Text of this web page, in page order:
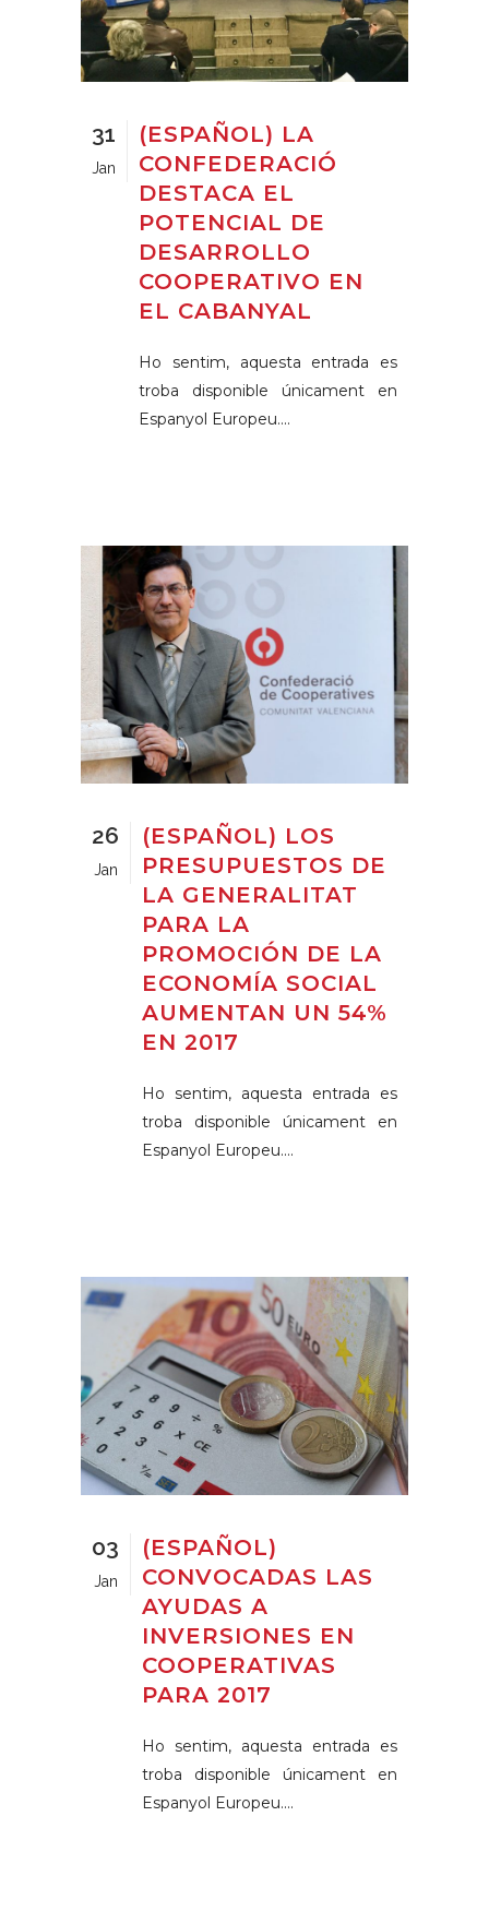
31
Jan
(ESPAÑOL) LA
CONFEDERACIÓ
DESTACA EL
POTENCIAL DE
DESARROLLO
COOPERATIVO EN
EL CABANYAL
Ho sentim, aquesta entrada es
troba disponible únicament en
Espanyol Europeu....
26
Jan
(ESPAÑOL) LOS
PRESUPUESTOS DE
LA GENERALITAT
PARA LA
PROMOCIÓN DE LA
ECONOMÍA SOCIAL
AUMENTAN UN 54%
EN 2017
Ho sentim, aquesta entrada es
troba disponible únicament en
Espanyol Europeu....
03
Jan
(ESPAÑOL)
CONVOCADAS LAS
AYUDAS A
INVERSIONES EN
COOPERATIVAS
PARA 2017
Ho sentim, aquesta entrada es
troba disponible únicament en
Espanyol Europeu....